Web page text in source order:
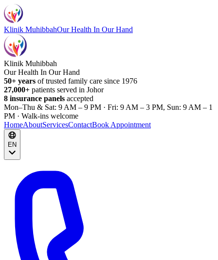
Klinik MuhibbahOur Health In Our Hand
Klinik Muhibbah
Our Health In Our Hand
50+ years of trusted family care since 1976
27,000+ patients served in Johor
8 insurance panels accepted
Mon–Thu & Sat: 9 AM – 9 PM · Fri: 9 AM – 3 PM, Sun: 9 AM – 1
PM · Walk-ins welcome
HomeAboutServicesContactBook Appointment
EN